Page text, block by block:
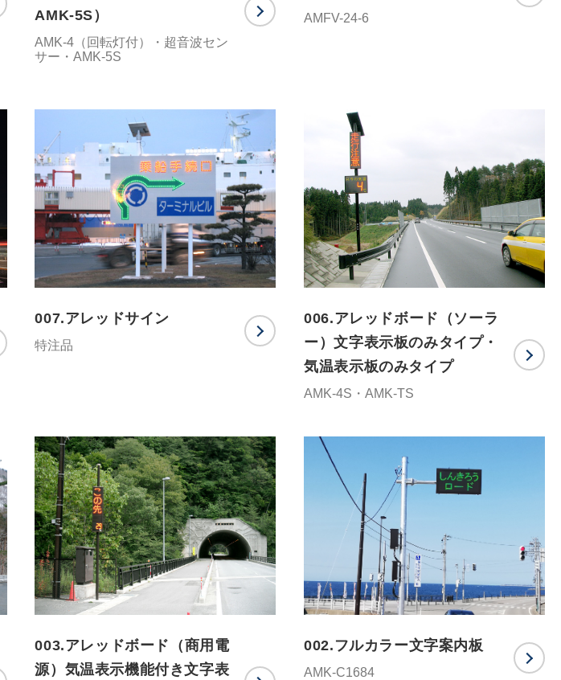
AMK-5S）
AMK-4（回転灯付）・超音波セン
サー・AMK-5S
AMFV-24-6
007.アレッドサイン
特注品
006.アレッドボード（ソーラ
ー）文字表示板のみタイプ・
気温表示板のみタイプ
AMK-4S・AMK-TS
003.アレッドボード（商用電
源）気温表示機能付き文字表
002.フルカラー文字案内板
AMK-C1684